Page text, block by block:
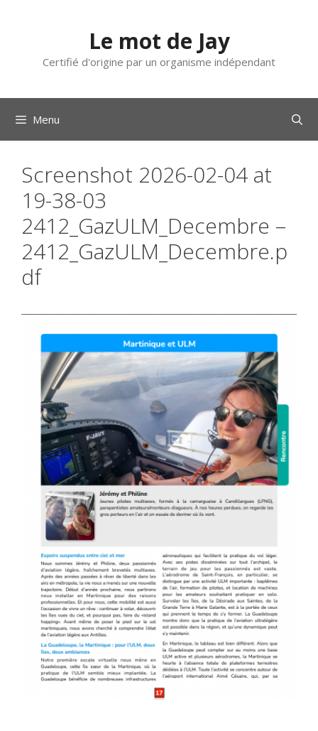
Le mot de Jay
Certifié d'origine par un organisme indépendant
Menu
Screenshot 2026-02-04 at
19-38-03
2412_GazULM_Decembre –
2412_GazULM_Decembre.p
df